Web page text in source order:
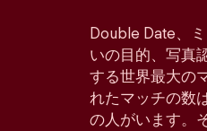
Double Date、
いの目的、写真
する世界最大の
れたマッチの数
の人がいます。